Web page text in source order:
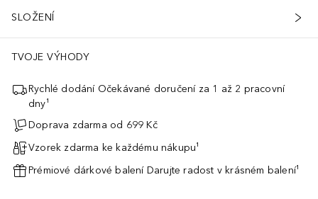
SLOŽENÍ
TVOJE VÝHODY
Rychlé dodání Očekávané doručení za 1 až 2 pracovní
dny¹
Doprava zdarma od 699 Kč
Vzorek zdarma ke každému nákupu¹
Prémiové dárkové balení Darujte radost v krásném balení¹